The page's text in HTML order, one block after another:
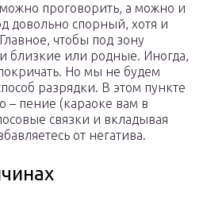
проговорить, а можно и
довольно спорный, хотя и
чтобы под зону
близкие или родные. Иногда,
Но мы не будем
разрядки. В этом пункте
– пение (караоке вам в
связки и вкладывая
от негатива.